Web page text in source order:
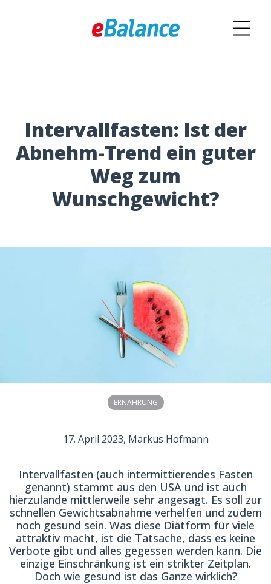
Intervallfasten: Ist der
Abnehm-Trend ein guter
Weg zum
Wunschgewicht?
ERNÄHRUNG
17. April 2023, Markus Hofmann
Intervallfasten (auch intermittierendes Fasten
genannt) stammt aus den USA und ist auch
hierzulande mittlerweile sehr angesagt. Es soll zur
schnellen Gewichtsabnahme verhelfen und zudem
noch gesund sein. Was diese Diätform für viele
attraktiv macht, ist die Tatsache, dass es keine
Verbote gibt und alles gegessen werden kann. Die
einzige Einschränkung ist ein strikter Zeitplan.
Doch wie gesund ist das Ganze wirklich?